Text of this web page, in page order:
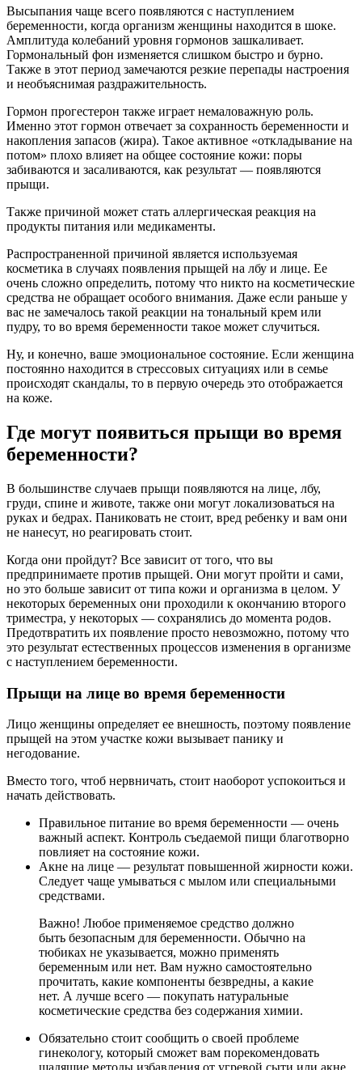
Высыпания чаще всего появляются с наступлением
беременности, когда организм женщины находится в шоке.
Амплитуда колебаний уровня гормонов зашкаливает.
Гормональный фон изменяется слишком быстро и бурно.
Также в этот период замечаются резкие перепады настроения
и необъяснимая раздражительность.
Гормон прогестерон также играет немаловажную роль.
Именно этот гормон отвечает за сохранность беременности и
накопления запасов (жира). Такое активное «откладывание на
потом» плохо влияет на общее состояние кожи: поры
забиваются и засаливаются, как результат — появляются
прыщи.
Также причиной может стать аллергическая реакция на
продукты питания или медикаменты.
Распространенной причиной является используемая
косметика в случаях появления прыщей на лбу и лице. Ее
очень сложно определить, потому что никто на косметические
средства не обращает особого внимания. Даже если раньше у
вас не замечалось такой реакции на тональный крем или
пудру, то во время беременности такое может случиться.
Ну, и конечно, ваше эмоциональное состояние. Если женщина
постоянно находится в стрессовых ситуациях или в семье
происходят скандалы, то в первую очередь это отображается
на коже.
Где могут появиться прыщи во время
беременности?
В большинстве случаев прыщи появляются на лице, лбу,
груди, спине и животе, также они могут локализоваться на
руках и бедрах. Паниковать не стоит, вред ребенку и вам они
не нанесут, но реагировать стоит.
Когда они пройдут? Все зависит от того, что вы
предпринимаете против прыщей. Они могут пройти и сами,
но это больше зависит от типа кожи и организма в целом. У
некоторых беременных они проходили к окончанию второго
триместра, у некоторых — сохранялись до момента родов.
Предотвратить их появление просто невозможно, потому что
это результат естественных процессов изменения в организме
с наступлением беременности.
Прыщи на лице во время беременности
Лицо женщины определяет ее внешность, поэтому появление
прыщей на этом участке кожи вызывает панику и
негодование.
Вместо того, чтоб нервничать, стоит наоборот успокоиться и
начать действовать.
Правильное питание во время беременности — очень
важный аспект. Контроль съедаемой пищи благотворно
повлияет на состояние кожи.
Акне на лице — результат повышенной жирности кожи.
Следует чаще умываться с мылом или специальными
средствами.
Важно! Любое применяемое средство должно
быть безопасным для беременности. Обычно на
тюбиках не указывается, можно применять
беременным или нет. Вам нужно самостоятельно
прочитать, какие компоненты безвредны, а какие
нет. А лучше всего — покупать натуральные
косметические средства без содержания химии.
Обязательно стоит сообщить о своей проблеме
гинекологу, который сможет вам порекомендовать